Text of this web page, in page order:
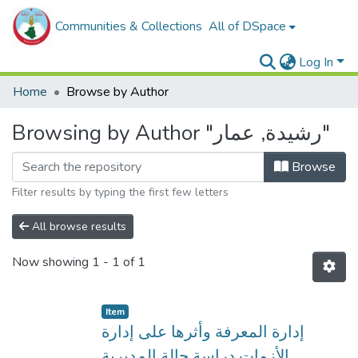
Communities & Collections All of DSpace
Log In
Home
Browse by Author
Browsing by Author "رشيدة, عمار"
Browse
Filter results by typing the first few letters
All browse results
Now showing 1 - 1 of 1
Item
إدارة المعرفة وأثرها على إدارة